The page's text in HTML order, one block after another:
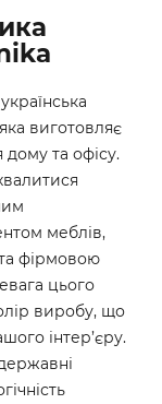
виготовляє
дому та офісу.
меблів,
фірмовою
цього
виробу, що
інтер’єру.